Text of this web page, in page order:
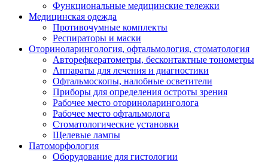
Функциональные медицинские тележки
Медицинская одежда
Противочумные комплекты
Респираторы и маски
Оториноларингология, офтальмология, стоматология
Авторефкератометры, бесконтактные тонометры
Аппараты для лечения и диагностики
Офтальмоскопы, налобные осветители
Приборы для определения остроты зрения
Рабочее место оториноларинголога
Рабочее место офтальмолога
Стоматологические установки
Щелевые лампы
Патоморфология
Оборудование для гистологии